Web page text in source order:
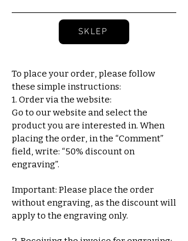
SKLEP
To place your order, please follow
these simple instructions:
1. Order via the website:
Go to our website and select the
product you are interested in. When
placing the order, in the “Comment”
field, write: “50% discount on
engraving”.
Important: Please place the order
without engraving, as the discount will
apply to the engraving only.